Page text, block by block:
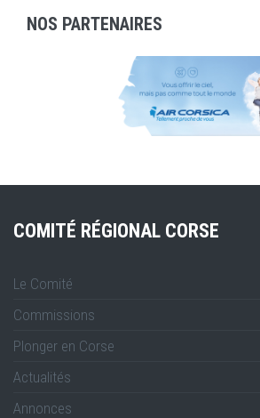
NOS PARTENAIRES
COMITÉ RÉGIONAL CORSE
Le Comité
Commissions
Plonger en Corse
Actualités
Annonces